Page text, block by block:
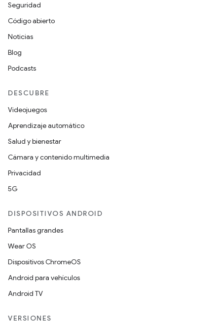
Seguridad
Código abierto
Noticias
Blog
Podcasts
DESCUBRE
Videojuegos
Aprendizaje automático
Salud y bienestar
Cámara y contenido multimedia
Privacidad
5G
DISPOSITIVOS ANDROID
Pantallas grandes
Wear OS
Dispositivos ChromeOS
Android para vehículos
Android TV
VERSIONES